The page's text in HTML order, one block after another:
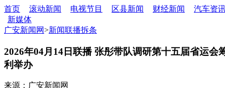
首页 滚动新闻 电视节目 区县新闻 财经新闻
汽车资
新媒体
广安新闻网>新闻联播拆条
2026年04月14日联播 张彤带队调研第十五届省运
利举办
来源：广安新闻网